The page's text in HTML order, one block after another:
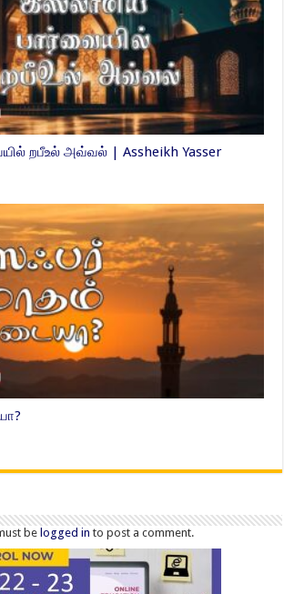
றபீஉல் அவ்வல் | Assheikh Yasser
be logged in to post a comment.